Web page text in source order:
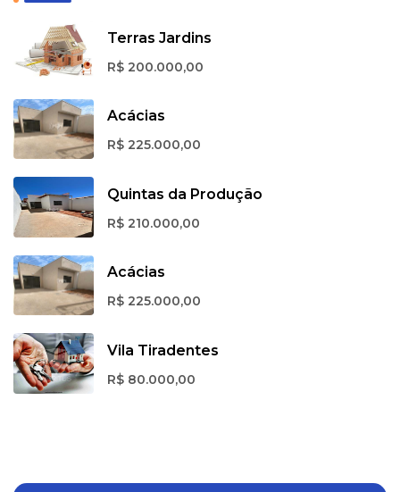
Terras Jardins
R$ 200.000,00
Acácias
R$ 225.000,00
Quintas da Produção
R$ 210.000,00
Acácias
R$ 225.000,00
Vila Tiradentes
R$ 80.000,00